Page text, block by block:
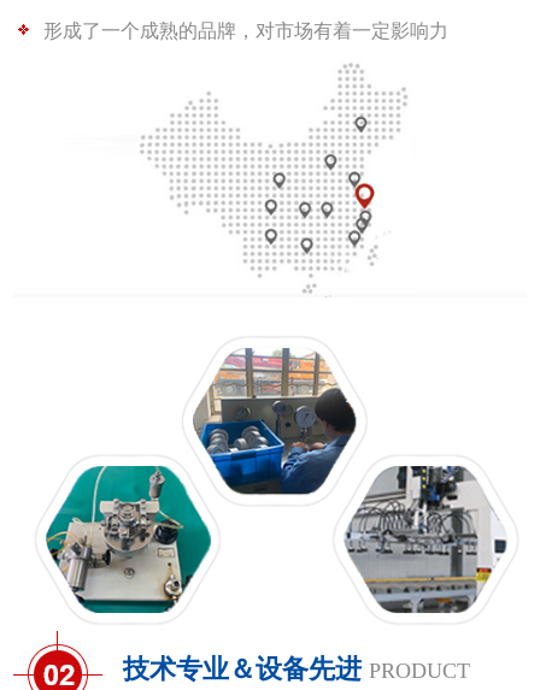
形成了一个成熟的品牌，对市场有着一定影响力
技术专业＆设备先进 PRODUCT